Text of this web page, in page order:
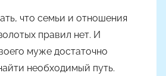
что семьи и отношения
правил нет. И
муже достаточно
необходимый путь.